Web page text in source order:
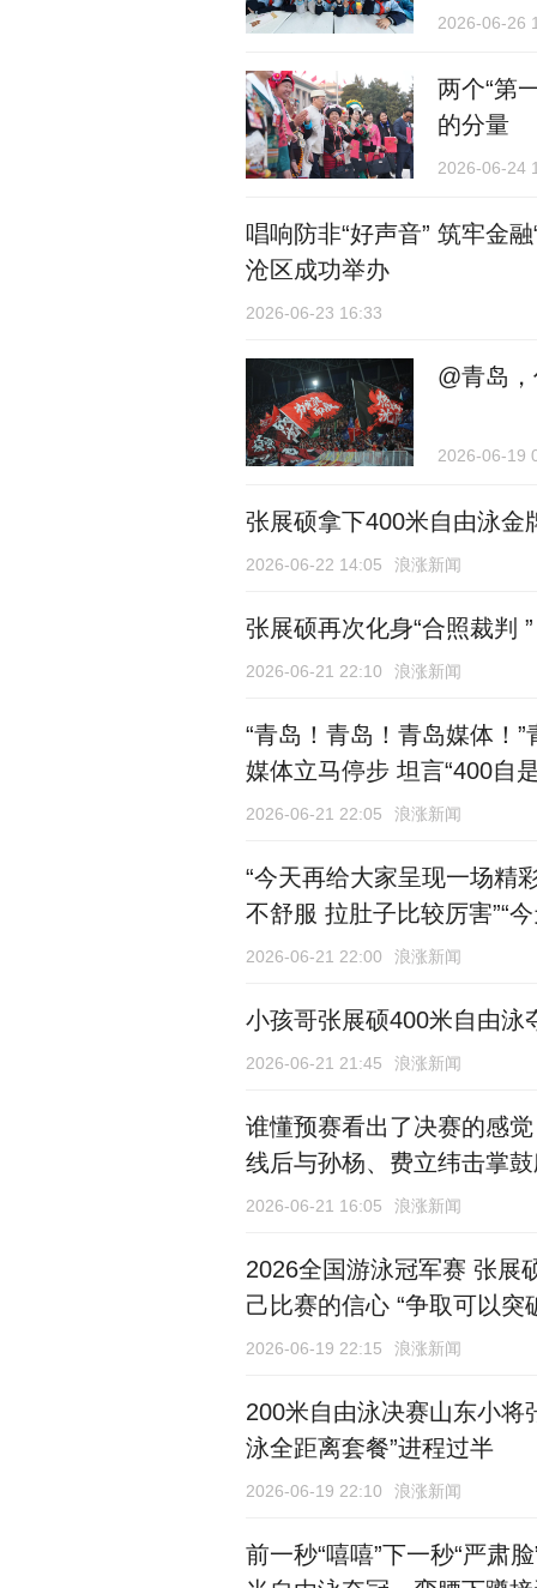
2026-06-26
两个“第
的分量
2026-06-24
唱响防非“好声音” 筑牢金
沧区成功举办
2026-06-23 16:33
@青岛
2026-06-19
张展硕拿下400米自由泳金
2026-06-22 14:05 浪涨新闻
张展硕再次化身“合照裁判
2026-06-21 22:10 浪涨新闻
“青岛！青岛！青岛媒体！
媒体立马停步 坦言“400自
2026-06-21 22:05 浪涨新闻
“今天再给大家呈现一场精
不舒服 拉肚子比较厉害”“
2026-06-21 22:00 浪涨新闻
小孩哥张展硕400米自由泳
2026-06-21 21:45 浪涨新闻
谁懂预赛看出了决赛的感
线后与孙杨、费立纬击掌
2026-06-21 16:05 浪涨新闻
2026全国游泳冠军赛 张展
己比赛的信心 “争取可以突
2026-06-19 22:15 浪涨新闻
200米自由泳决赛山东小将
泳全距离套餐”进程过半
2026-06-19 22:10 浪涨新闻
前一秒“嘻嘻”下一秒“严肃